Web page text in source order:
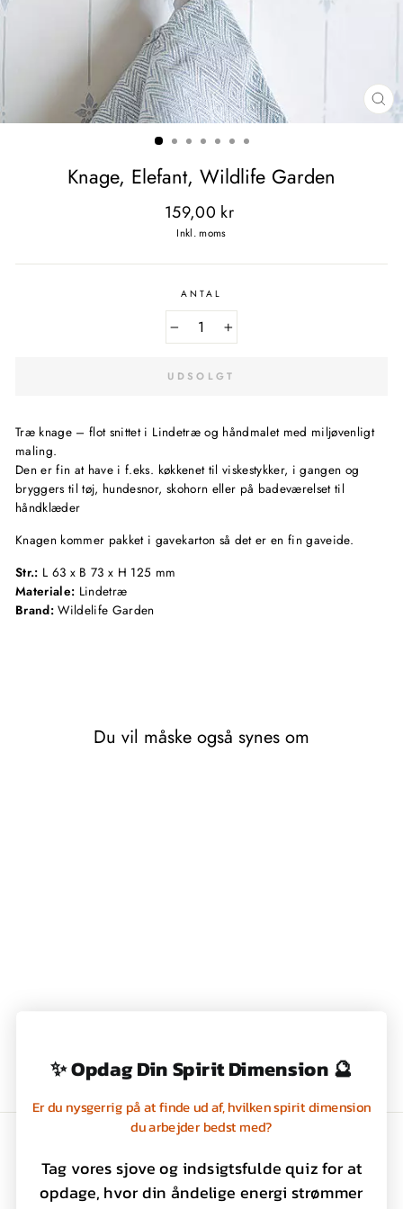
Knage, Elefant, Wildlife Garden
Normal
pris
159,00 kr
Inkl. moms
ANTAL
+
UDSOLGT
Træ knage – flot snittet i Lindetræ og håndmalet med miljøvenligt
maling.
Den er fin at have i f.eks. køkkenet til viskestykker, i gangen og
bryggers til tøj, hundesnor, skohorn eller på badeværelset til
håndklæder
Knagen kommer pakket i gavekarton så det er en fin gaveide.
Str.: L 63 x B 73 x H 125 mm
Materiale: Lindetræ
Brand: Wildelife Garden
Du vil måske også synes om
Privatlivspolitik
Kontakt os
✨ Opdag Din Spirit Dimension 🔮
Er du nysgerrig på at finde ud af, hvilken spirit dimension
du arbejder bedst med?
Tag vores sjove og indsigtsfulde quiz for at
opdage, hvor din åndelige energi strømmer